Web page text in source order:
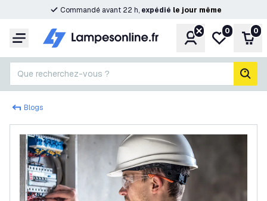
Commandé avant 22 h, expédié le jour même
Menu CompteMa liste de
0 0
Que recherchez-vous ?
Blogs